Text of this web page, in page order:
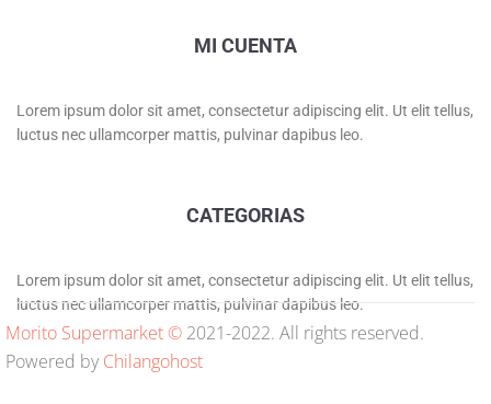
MI CUENTA
Lorem ipsum dolor sit amet, consectetur adipiscing elit. Ut elit tellus,
luctus nec ullamcorper mattis, pulvinar dapibus leo.
CATEGORIAS
Lorem ipsum dolor sit amet, consectetur adipiscing elit. Ut elit tellus,
luctus nec ullamcorper mattis, pulvinar dapibus leo.
Morito Supermarket © 2021-2022. All rights reserved.
Powered by Chilangohost